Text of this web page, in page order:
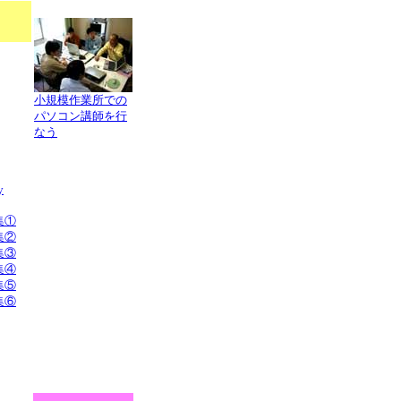
小規模作業所での
パソコン講師を行
なう
①
②
③
④
⑤
⑥